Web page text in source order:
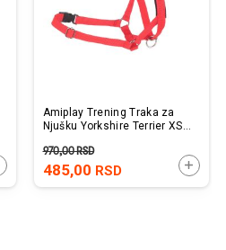
U KORPU
Amiplay Trening Traka za
Njušku Yorkshire Terrier XS
x 1,5cm
485,00 RSD
970,00RSD